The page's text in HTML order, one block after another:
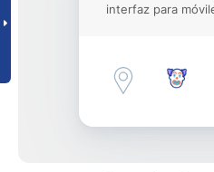
interfaz para